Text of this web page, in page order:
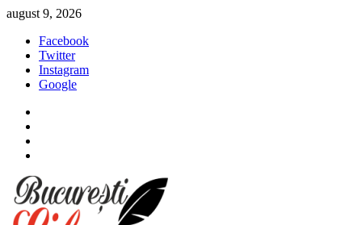
Sari
conținut
august 9, 2026
Facebook
Twitter
Instagram
Google